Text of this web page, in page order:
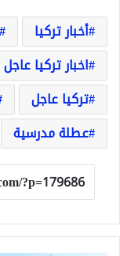
أخبار تركيا
اخبار تركيا عاجل
تركيا عاجل
عطلة مدرسية